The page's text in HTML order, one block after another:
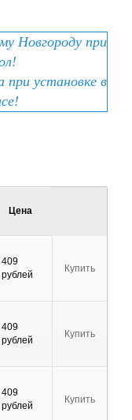
Новгороду при
при установке в
Цена
409
рублей
Купить
409
рублей
Купить
409
рублей
Купить